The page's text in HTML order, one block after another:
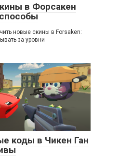
в Форсакен
новые скины в Forsaken:
за уровни
коды в Чикен Ган